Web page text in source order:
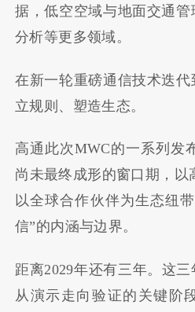
据，低空空域与地面交通
分析等更多领域。
在新一轮重磅通信技术迭
立规则、塑造生态。
高通此次MWC的一系列发
尚未最终成形的窗口期，以
以全球合作伙伴为生态纽
信”的内涵与边界。
距离2029年还有三年。这
从演示走向验证的关键阶